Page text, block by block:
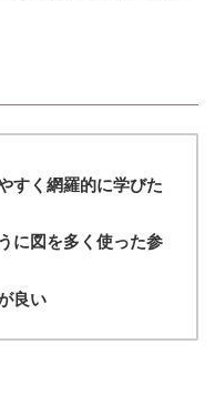
すく網羅的に学びた
に図を多く使った参
良い